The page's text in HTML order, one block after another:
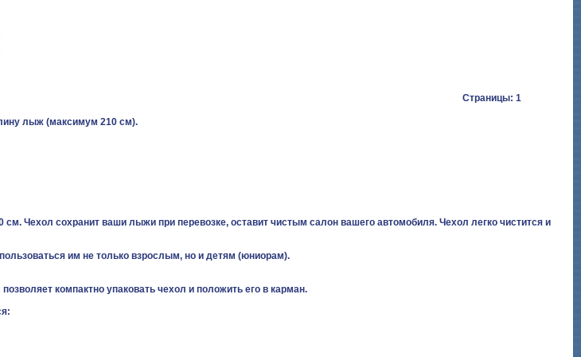
Страницы: 1
лыж (максимум 210 см).
Чехол сохранит ваши лыжи при перевозке, оставит чистым салон вашего автомобиля. Чехол легко чистится и
им не только взрослым, но и детям (юниорам).
компактно упаковать чехол и положить его в карман.